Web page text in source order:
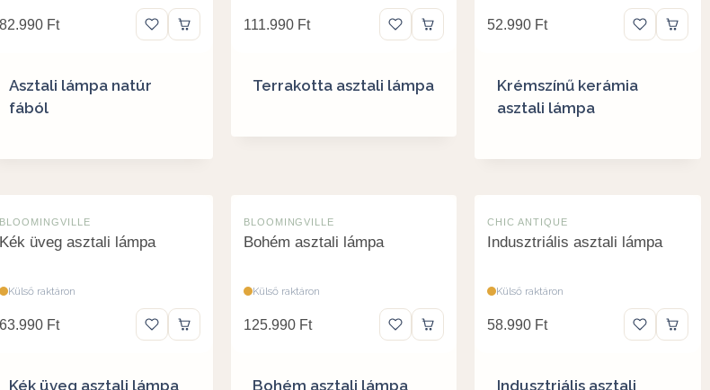
82.990 Ft
Asztali lámpa natúr
fából
111.990 Ft
Terrakotta asztali lámpa
52.990 Ft
Krémszínű kerámia
asztali lámpa
BLOOMINGVILLE
Kék üveg asztali lámpa
Külső raktáron
63.990 Ft
Kék üveg asztali lámpa
BLOOMINGVILLE
Bohém asztali lámpa
Külső raktáron
125.990 Ft
Bohém asztali lámpa
CHIC ANTIQUE
Indusztriális asztali lámpa
Külső raktáron
58.990 Ft
Indusztriális asztali